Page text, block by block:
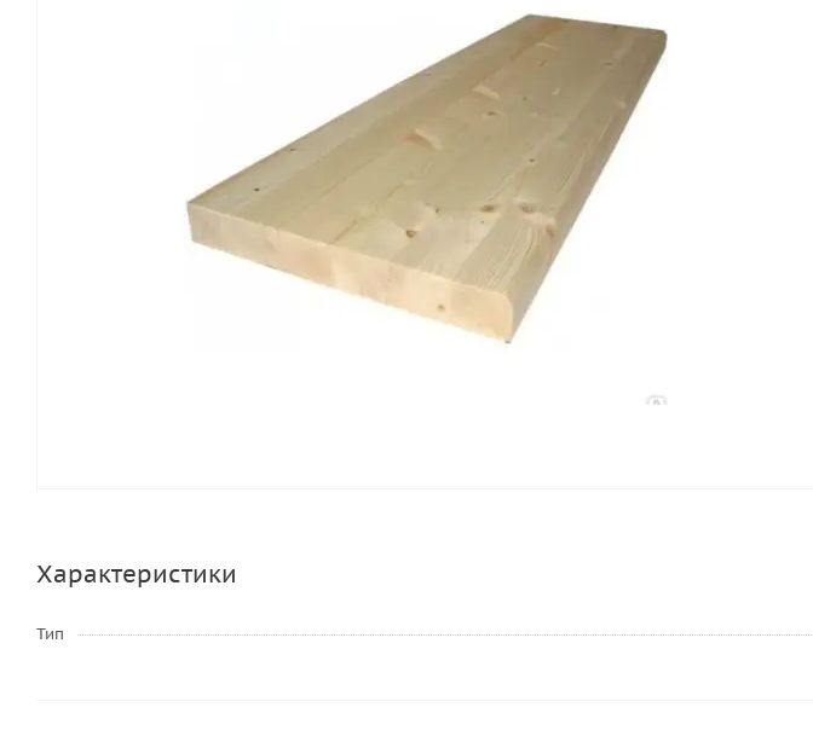
Характеристики
Тип